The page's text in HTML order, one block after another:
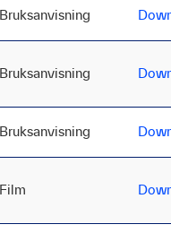
Bruksanvisning
Bruksanvisning
Bruksanvisning
Film